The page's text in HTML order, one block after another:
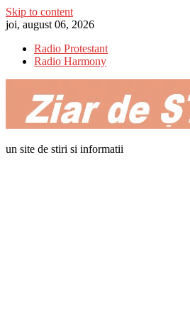
Skip to content
joi, august 06, 2026
Radio Protestant
Radio Harmony
un site de stiri si informatii